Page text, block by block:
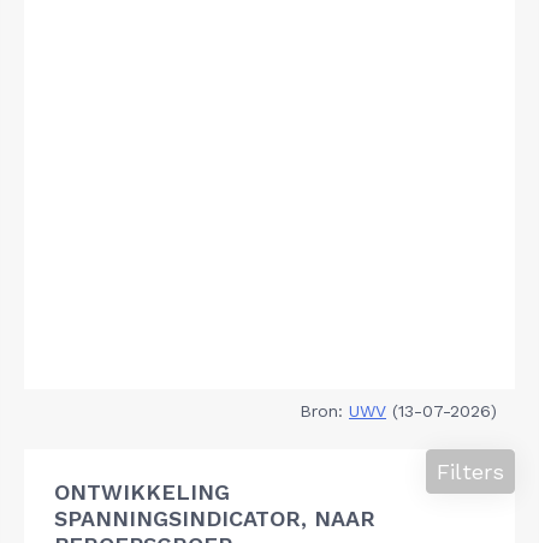
Bron: UWV (13-07-2026)
ONTWIKKELING
SPANNINGSINDICATOR, NAAR
Filters